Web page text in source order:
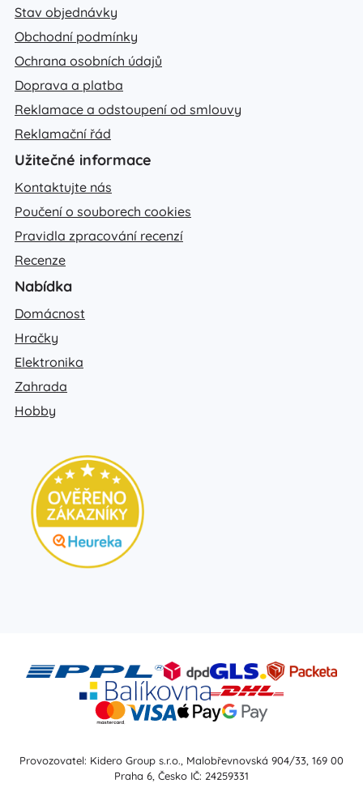
Stav objednávky
Obchodní podmínky
Ochrana osobních údajů
Doprava a platba
Reklamace a odstoupení od smlouvy
Reklamační řád
Užitečné informace
Kontaktujte nás
Poučení o souborech cookies
Pravidla zpracování recenzí
Recenze
Nabídka
Domácnost
Hračky
Elektronika
Zahrada
Hobby
Provozovatel: Kidero Group s.r.o., Malobřevnovská 904/33, 169 00
Praha 6, Česko IČ: 24259331